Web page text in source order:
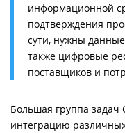
информационной
подтверждения
сути, нужны
также цифровые
поставщиков и
Большая группа задач
интеграцию